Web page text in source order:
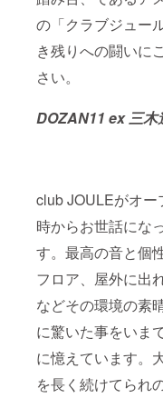
の「クラブジュー
き残りへの闘いに
さい。
DOZAN11 ex 三木
club JOULEがオー
時からお世話にな
す。最高の音と個
フロア、屋外に出
などその環境の素
に驚いた事をいま
に憶えています。
を長く続けてられ